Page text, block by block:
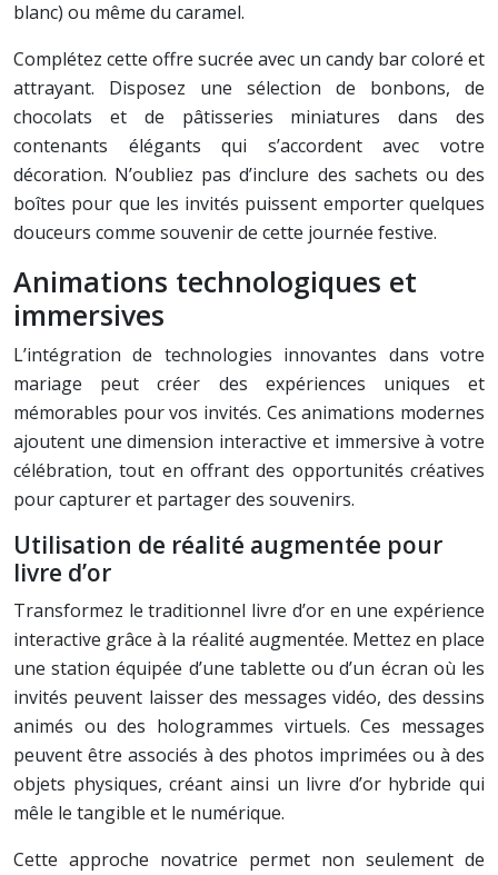
blanc) ou même du caramel.
Complétez cette offre sucrée avec un candy bar coloré et
attrayant. Disposez une sélection de bonbons, de
chocolats et de pâtisseries miniatures dans des
contenants élégants qui s’accordent avec votre
décoration. N’oubliez pas d’inclure des sachets ou des
boîtes pour que les invités puissent emporter quelques
douceurs comme souvenir de cette journée festive.
Animations technologiques et
immersives
L’intégration de technologies innovantes dans votre
mariage peut créer des expériences uniques et
mémorables pour vos invités. Ces animations modernes
ajoutent une dimension interactive et immersive à votre
célébration, tout en offrant des opportunités créatives
pour capturer et partager des souvenirs.
Utilisation de réalité augmentée pour
livre d’or
Transformez le traditionnel livre d’or en une expérience
interactive grâce à la réalité augmentée. Mettez en place
une station équipée d’une tablette ou d’un écran où les
invités peuvent laisser des messages vidéo, des dessins
animés ou des hologrammes virtuels. Ces messages
peuvent être associés à des photos imprimées ou à des
objets physiques, créant ainsi un livre d’or hybride qui
mêle le tangible et le numérique.
Cette approche novatrice permet non seulement de